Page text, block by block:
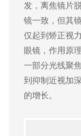
发，离焦镜片
镜一致，但其
仅起到矫正视
眼镜，作用原
一部分光线聚
到抑制近视加
的增长。